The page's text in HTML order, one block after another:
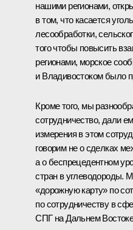
нашими регионами,
в том, что касается
лесообработки,
того чтобы повысить
регионами, морское
и Владивостоком было
Кроме того, мы
сотрудничество, дали
измерения в этом
говорим не о сделках
а о беспрецедентном
стран в углеводороды.
«дорожную карту» по
по сотрудничеству в
СПГ на Дальнем